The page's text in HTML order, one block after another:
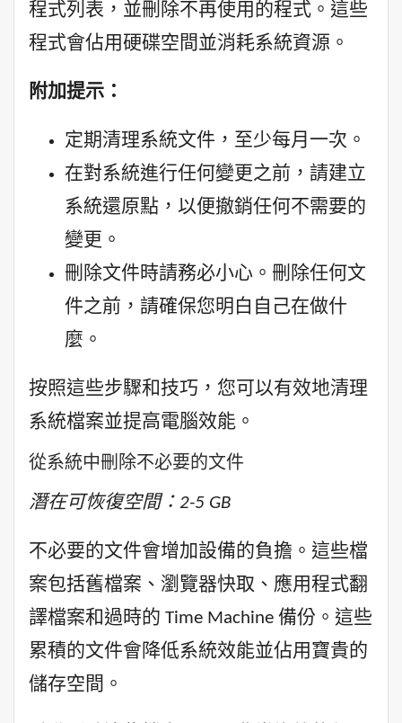
程式列表，並刪除不再使用的程式。這些
程式會佔用硬碟空間並消耗系統資源。
附加提示：
定期清理系統文件，至少每月一次。
在對系統進行任何變更之前，請建立
系統還原點，以便撤銷任何不需要的
變更。
刪除文件時請務必小心。刪除任何文
件之前，請確保您明白自己在做什
麼。
按照這些步驟和技巧，您可以有效地清理
系統檔案並提高電腦效能。
從系統中刪除不必要的文件
潛在可恢復空間：2-5 GB
不必要的文件會增加設備的負擔。這些檔
案包括舊檔案、瀏覽器快取、應用程式翻
譯檔案和過時的 Time Machine 備份。這些
累積的文件會降低系統效能並佔用寶貴的
儲存空間。